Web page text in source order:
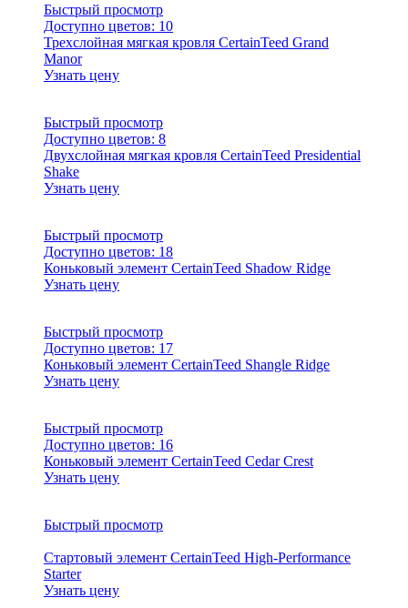
Быстрый просмотр
Доступно цветов: 10
Трехслойная мягкая кровля CertainTeed Grand
Manor
Узнать цену
Быстрый просмотр
Доступно цветов: 8
Двухслойная мягкая кровля CertainTeed Presidential
Shake
Узнать цену
Быстрый просмотр
Доступно цветов: 18
Коньковый элемент CertainTeed Shadow Ridge
Узнать цену
Быстрый просмотр
Доступно цветов: 17
Коньковый элемент CertainTeed Shangle Ridge
Узнать цену
Быстрый просмотр
Доступно цветов: 16
Коньковый элемент CertainTeed Cedar Crest
Узнать цену
Быстрый просмотр
Стартовый элемент CertainTeed High-Performance
Starter
Узнать цену